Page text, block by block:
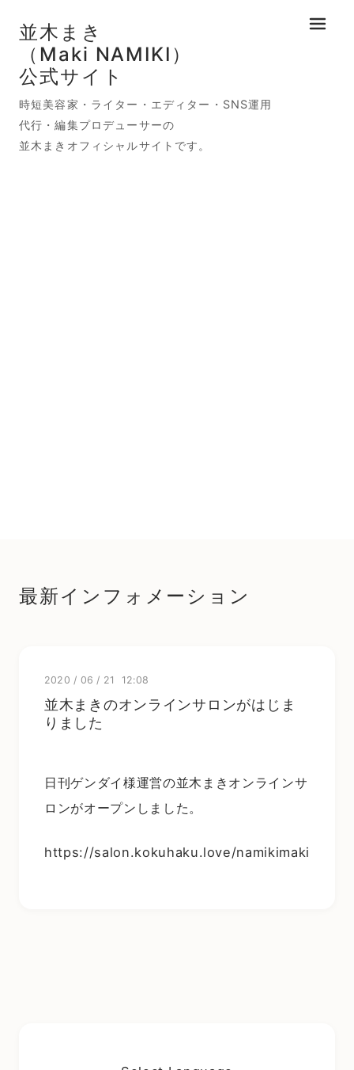
並木まき
（Maki NAMIKI）
公式サイト
時短美容家・ライター・エディター・SNS運用
代行・編集プロデューサーの
並木まきオフィシャルサイトです。
メニュ
最新インフォメーション
2020 / 06 / 21 12:08
並木まきのオンラインサロンがはじま
りました
日刊ゲンダイ様運営の並木まきオンラインサ
ロンがオープンしました。
https://salon.kokuhaku.love/namikimaki